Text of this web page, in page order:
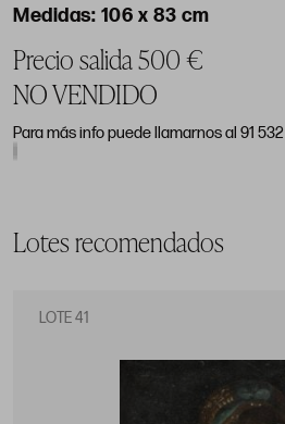
106 x 83 cm
Precio salida 500 €
NO VENDIDO
Para más info puede llamarnos al 91 532
Lotes recomendados
LOTE 41